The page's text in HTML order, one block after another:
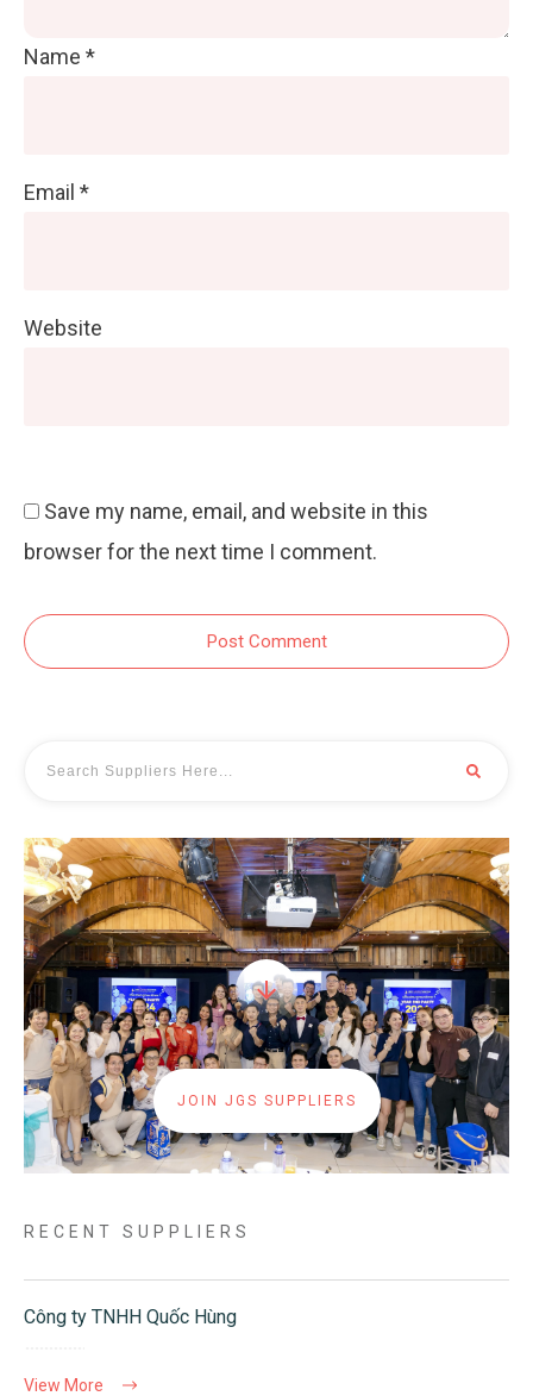
Name *
Email *
Website
Save my name, email, and website in this
browser for the next time I comment.
Post Comment
JOIN JGS SUPPLIERS
RECENT SUPPLIERS
Công ty TNHH Quốc Hùng
View More